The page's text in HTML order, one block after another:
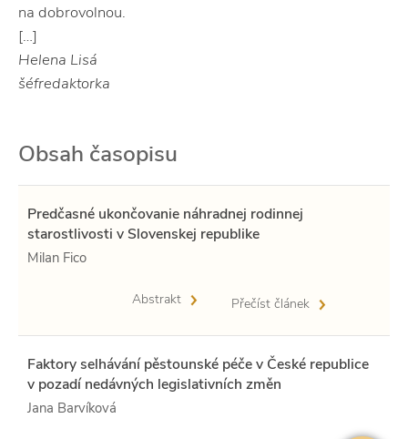
na dobrovolnou.
[…]
Helena Lisá
šéfredaktorka
Obsah časopisu
Predčasné ukončovanie náhradnej rodinnej
starostlivosti v Slovenskej republike
Milan Fico
Přečíst článek
Abstrakt
Faktory selhávání pěstounské péče v České republice
v pozadí nedávných legislativních změn
Jana Barvíková